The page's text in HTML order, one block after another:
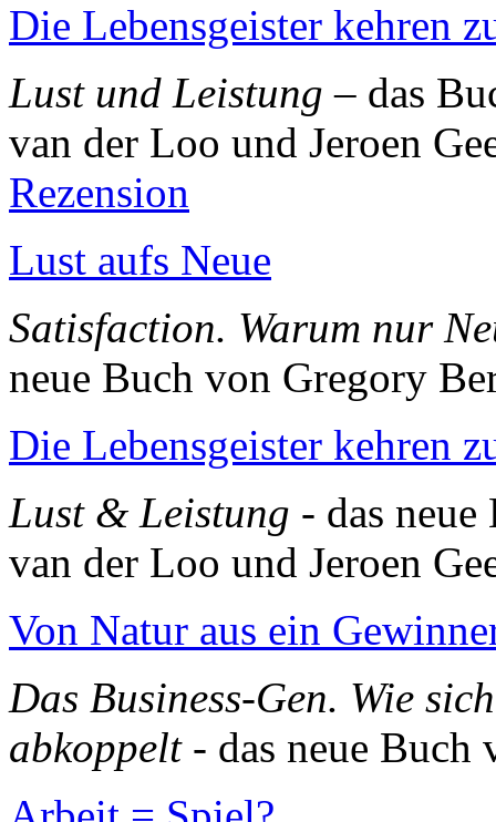
Die Lebensgeister kehren
Lust und Leistung – das
van der Loo und Jeroen
Rezension
Lust aufs Neue
Satisfaction. Warum nur
neue Buch von Gregory
Die Lebensgeister kehren
Lust & Leistung - das
van der Loo und Jeroen
Von Natur aus ein
Das Business-Gen. Wie
abkoppelt- das neue Buch